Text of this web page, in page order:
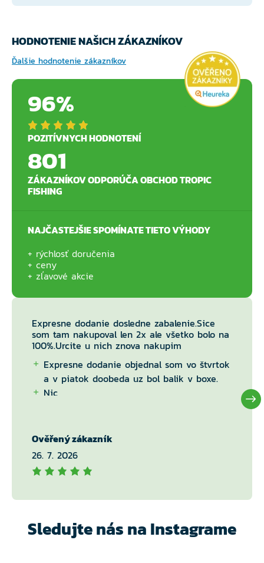
HODNOTENIE NAŠICH ZÁKAZNÍKOV
Ďalšie hodnotenie zákazníkov
96%
POZITÍVNYCH HODNOTENÍ
801
ZÁKAZNÍKOV ODPORÚČA OBCHOD TROPIC
FISHING
NAJČASTEJŠIE SPOMÍNATE TIETO VÝHODY
rýchlosť doručenia
ceny
zľavové akcie
Expresne dodanie dosledne zabalenie.Sice
som tam nakupoval len 2x ale všetko bolo na
100%.Urcite u nich znova nakupim
Expresne dodanie objednal som vo štvrtok
a v piatok doobeda uz bol balik v boxe.
Nic
Ověřený zákazník
26. 7. 2026
Sledujte nás na Instagrame